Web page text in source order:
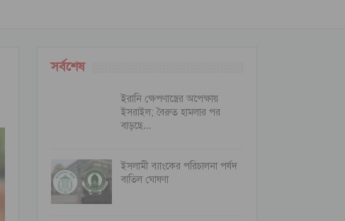
সর্বশেষ
ইরানি ক্ষেপণাস্ত্রের অপেক্ষায়
ইসরাইল; বৈরুত হামলার পর
বাড়ছে…
ইসলামী ব্যাংকের পরিচালনা পর্ষদ
বাতিল ঘোষণা